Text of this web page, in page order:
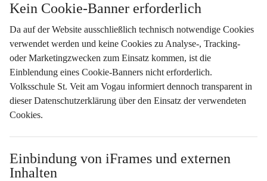
Kein Cookie-Banner erforderlich
Da auf der Website ausschließlich technisch notwendige Cookies
verwendet werden und keine Cookies zu Analyse-, Tracking-
oder Marketingzwecken zum Einsatz kommen, ist die
Einblendung eines Cookie-Banners nicht erforderlich.
Volksschule St. Veit am Vogau informiert dennoch transparent in
dieser Datenschutzerklärung über den Einsatz der verwendeten
Cookies.
Einbindung von iFrames und externen
Inhalten